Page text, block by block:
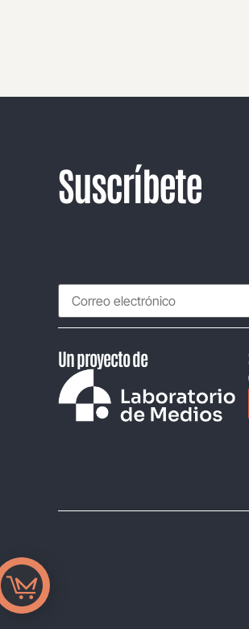
Suscríbete
Un proyecto de
Municompras